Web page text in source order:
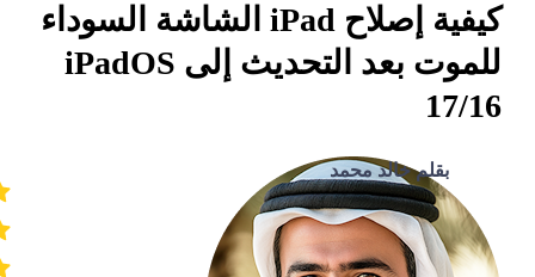
كيفية إصلاح iPad الشاشة السوداء
للموت بعد التحديث إلى iPadOS
17/16
بقلم خالد محمد